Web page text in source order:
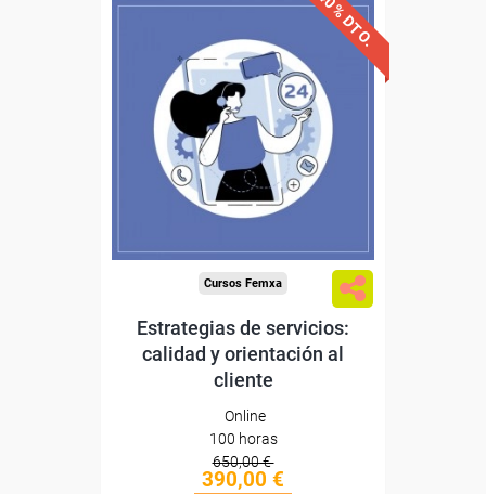
40% DTO.
Descuentos especiales
Sin requisitos de acceso
Diploma
Cursos Femxa
Estrategias de servicios:
calidad y orientación al
cliente
Online
100 horas
650,00 €
390,00 €